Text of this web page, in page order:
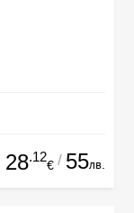
28.12
€ / 55лв.